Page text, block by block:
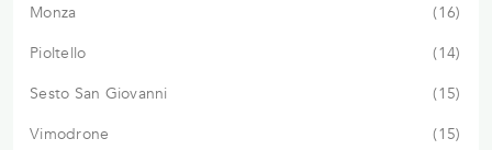
Monza
16
Pioltello
14
Sesto San Giovanni
15
Vimodrone
15